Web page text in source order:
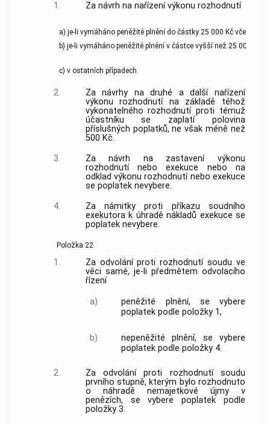
1. Za návrh na nařízení výkonu rozhodnutí
a) je-li vymáháno peněžité plnění do částky 25 000 Kč včetně
b) je-li vymáháno peněžité plnění v částce vyšší než 25 000 Kč
c) v ostatních případech
2.
Za návrhy na druhé a další nařízení
výkonu rozhodnutí na základě téhož
vykonatelného rozhodnutí proti témuž
účastníku se zaplatí polovina
příslušných poplatků, ne však méně než
500 Kč.
3.
Za návrh na zastavení výkonu
rozhodnutí nebo exekuce nebo na
odklad výkonu rozhodnutí nebo exekuce
se poplatek nevybere.
4.
Za námitky proti příkazu soudního
exekutora k úhradě nákladů exekuce se
poplatek nevybere.
Položka 22
1.
Za odvolání proti rozhodnutí soudu ve
věci samé, je-li předmětem odvolacího
řízení
a)
peněžité plnění, se vybere
poplatek podle položky 1,
b)
nepeněžité plnění, se vybere
poplatek podle položky 4.
2.
Za odvolání proti rozhodnutí soudu
prvního stupně, kterým bylo rozhodnuto
o náhradě nemajetkové újmy v
penězích, se vybere poplatek podle
položky 3.